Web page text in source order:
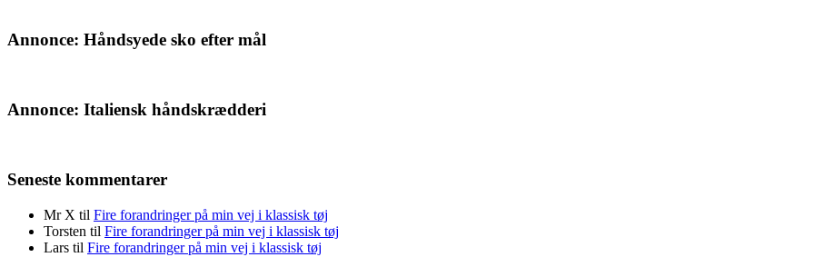
Annonce: Håndsyede sko efter mål
Annonce: Italiensk håndskrædderi
Seneste kommentarer
Mr X til Fire forandringer på min vej i klassisk tøj
Torsten til Fire forandringer på min vej i klassisk tøj
Lars til Fire forandringer på min vej i klassisk tøj